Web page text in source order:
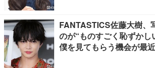
FANTASTICS佐藤大樹、
のが“ものすごく恥ずかし
僕を見てもらう機会が最